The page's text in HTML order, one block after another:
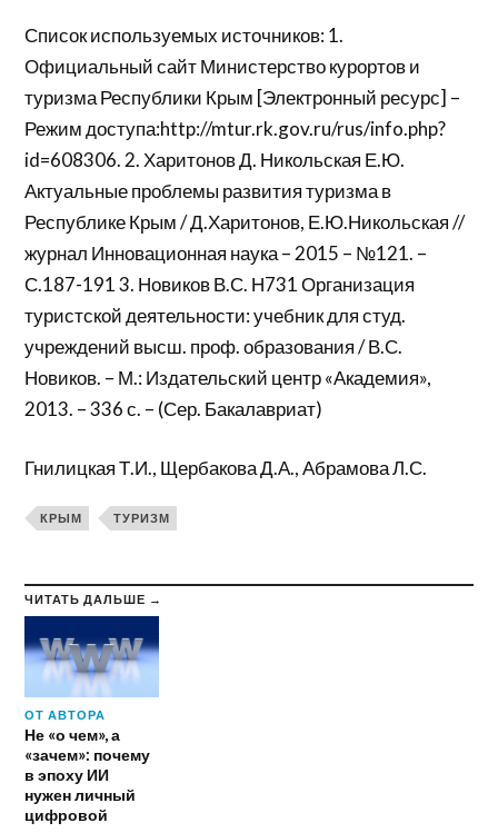
Список используемых источников: 1.
Официальный сайт Министерство курортов и
туризма Республики Крым [Электронный ресурс] –
Режим доступа:http://mtur.rk.gov.ru/rus/info.php?
id=608306. 2. Харитонов Д. Никольская Е.Ю.
Актуальные проблемы развития туризма в
Республике Крым / Д.Харитонов, Е.Ю.Никольская //
журнал Инновационная наука – 2015 – №121. –
С.187-191 3. Новиков В.С. Н731 Организация
туристской деятельности: учебник для студ.
учреждений высш. проф. образования / В.С.
Новиков. – М.: Издательский центр «Академия»,
2013. – 336 с. – (Сер. Бакалавриат)
Гнилицкая Т.И., Щербакова Д.А., Абрамова Л.С.
КРЫМ ТУРИЗМ
ЧИТАТЬ ДАЛЬШЕ →
ОТ АВТОРА
Не «о чем», а
«зачем»: почему
в эпоху ИИ
нужен личный
цифровой